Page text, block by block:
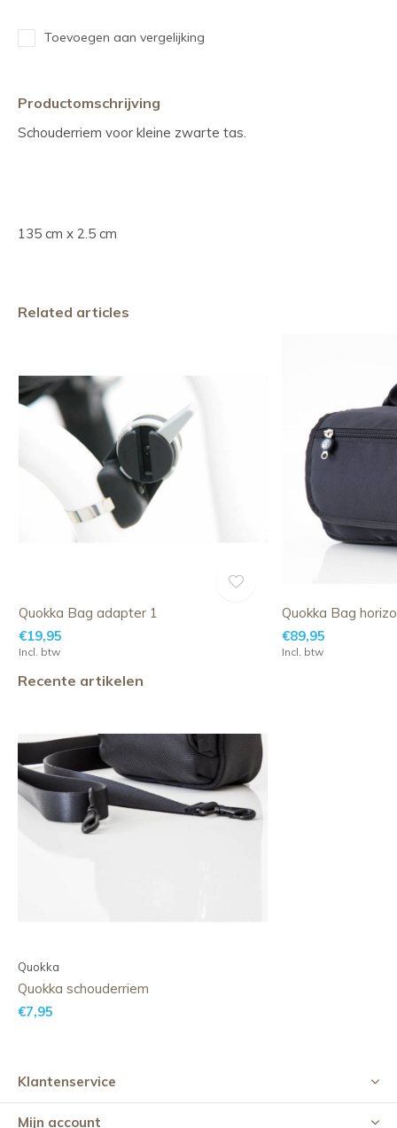
Toevoegen aan vergelijking
Productomschrijving
Schouderriem voor kleine zwarte tas.
135 cm x 2.5 cm
Related articles
Quokka Bag adapter 1
€19,95
Incl. btw
Quokka Bag
€89,95
Incl. btw
Recente artikelen
Quokka
Quokka schouderriem
€7,95
Klantenservice
Mijn account